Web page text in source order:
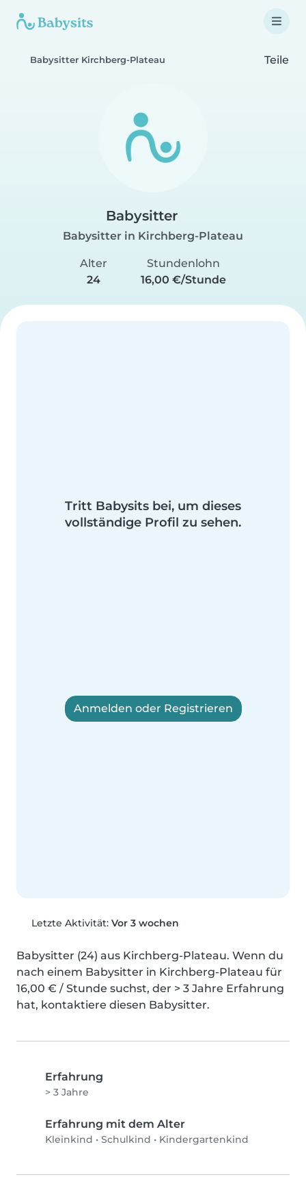
Babysitter Kirchberg-Plateau Teile
Babysitter
Babysitter in Kirchberg-Plateau
Alter
24
Stundenlohn
16,00 €/Stunde
Tritt Babysits bei, um dieses
vollständige Profil zu sehen.
Anmelden oder Registrieren
Letzte Aktivität: Vor 3 wochen
Babysitter (24) aus Kirchberg-Plateau. Wenn du
nach einem Babysitter in Kirchberg-Plateau für
16,00 € / Stunde suchst, der > 3 Jahre Erfahrung
hat, kontaktiere diesen Babysitter.
Erfahrung
> 3 Jahre
Erfahrung mit dem Alter
Kleinkind • Schulkind • Kindergartenkind